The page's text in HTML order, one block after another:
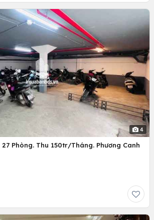
4
27 Phòng. Thu 150tr/Tháng. Phương Canh